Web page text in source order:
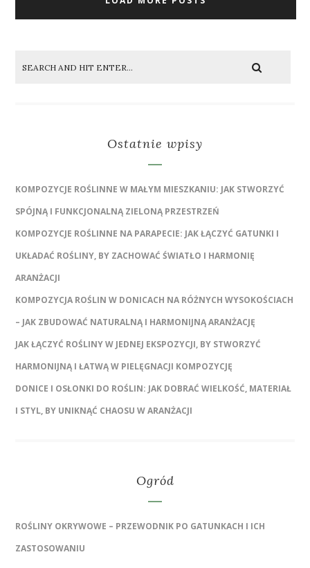
Ostatnie wpisy
KOMPOZYCJE ROŚLINNE W MAŁYM MIESZKANIU: JAK STWORZYĆ
SPÓJNĄ I FUNKCJONALNĄ ZIELONĄ PRZESTRZEŃ
KOMPOZYCJE ROŚLINNE NA PARAPECIE: JAK ŁĄCZYĆ GATUNKI I
UKŁADAĆ ROŚLINY, BY ZACHOWAĆ ŚWIATŁO I HARMONIĘ
ARANŻACJI
KOMPOZYCJA ROŚLIN W DONICACH NA RÓŻNYCH WYSOKOŚCIACH
– JAK ZBUDOWAĆ NATURALNĄ I HARMONIJNĄ ARANŻACJĘ
JAK ŁĄCZYĆ ROŚLINY W JEDNEJ EKSPOZYCJI, BY STWORZYĆ
HARMONIJNĄ I ŁATWĄ W PIELĘGNACJI KOMPOZYCJĘ
DONICE I OSŁONKI DO ROŚLIN: JAK DOBRAĆ WIELKOŚĆ, MATERIAŁ
I STYL, BY UNIKNĄĆ CHAOSU W ARANŻACJI
Ogród
ROŚLINY OKRYWOWE – PRZEWODNIK PO GATUNKACH I ICH
ZASTOSOWANIU